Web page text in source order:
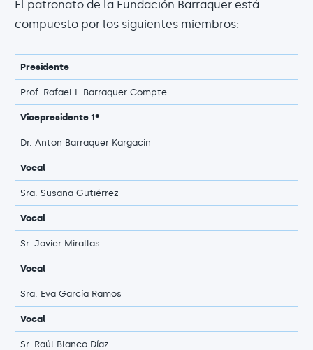
El patronato de la Fundación Barraquer está
compuesto por los siguientes miembros:
Presidente
Prof. Rafael I. Barraquer Compte
Vicepresidente 1º
Dr. Anton Barraquer Kargacin
Vocal
Sra. Susana Gutiérrez
Vocal
Sr. Javier Mirallas
Vocal
Sra. Eva García Ramos
Vocal
Sr. Raúl Blanco Díaz